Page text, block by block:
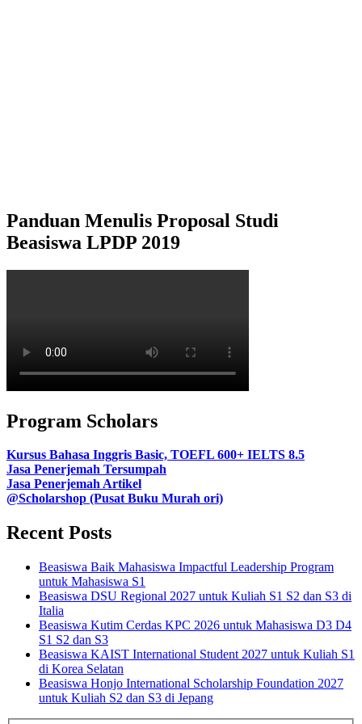
Panduan Menulis Proposal Studi
Beasiswa LPDP 2019
Program Scholars
Kursus Bahasa Inggris Basic, TOEFL 600+ IELTS 8.5
Jasa Penerjemah Tersumpah
Jasa Penerjemah Artikel
@Scholarshop (Pusat Buku Murah ori)
Recent Posts
Beasiswa Baik Mahasiswa Impactful Leadership Program
untuk Mahasiswa S1
Beasiswa DSU Regional 2027 untuk Kuliah S1 S2 dan S3 di
Italia
Beasiswa Kutim Cerdas KPC 2026 untuk Mahasiswa D3 D4
S1 S2 dan S3
Beasiswa KAIST International Student 2027 untuk Kuliah S1
di Korea Selatan
Beasiswa Honjo International Scholarship Foundation 2027
untuk Kuliah S2 dan S3 di Jepang